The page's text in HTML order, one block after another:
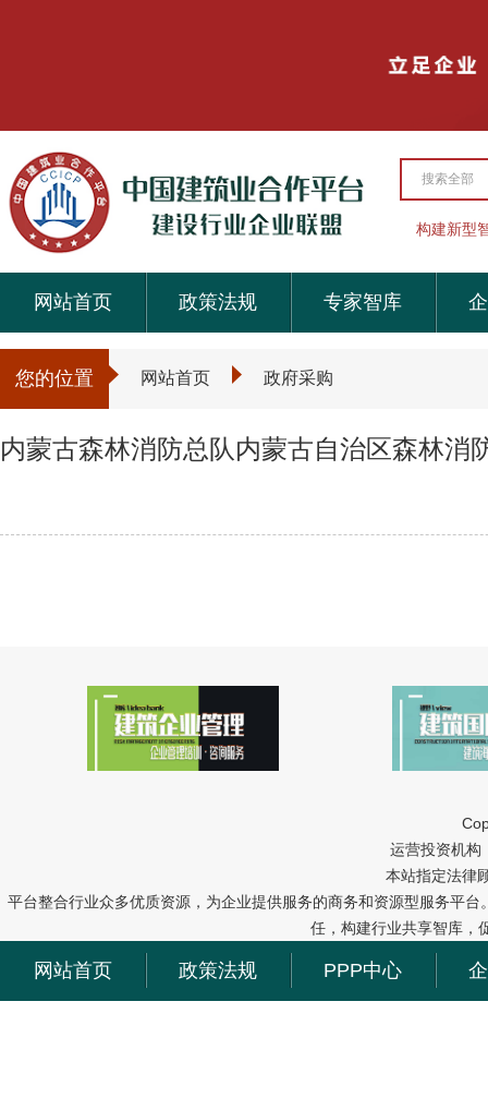
搜索全部
构建新型
网站首页 政策法规 专家智库
您的位置 网站首页 政府采购
内蒙古森林消防总队内蒙古自治区森林
运营投资机构
本站指定法律
平台整合行业众多优质资源，为企业提供服务的商务和资源型服务平
任，构建行业共享智库，
网站首页 政策法规 PPP中心